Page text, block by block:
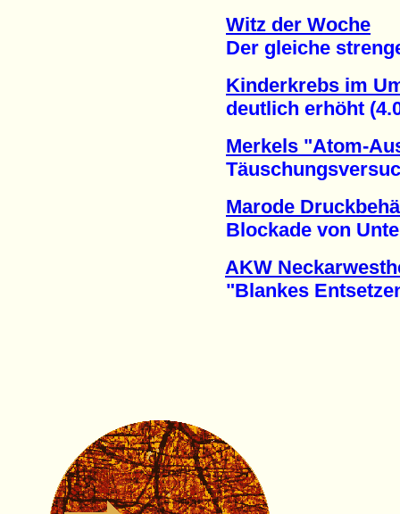
Witz der Woche
Der gleiche strenge
Kinderkrebs im
deutlich erhöht
Merkels "Atom-
Marode
Blockade von
AKW
"Blankes